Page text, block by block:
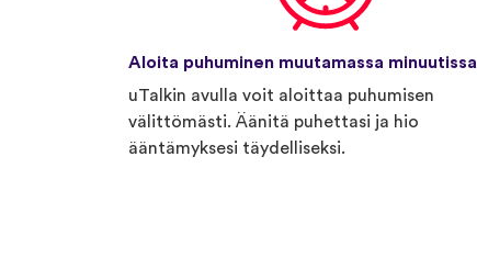
Aloita puhuminen muutamassa minuutissa
uTalkin avulla voit aloittaa puhumisen
välittömästi. Äänitä puhettasi ja hio
ääntämyksesi täydelliseksi.